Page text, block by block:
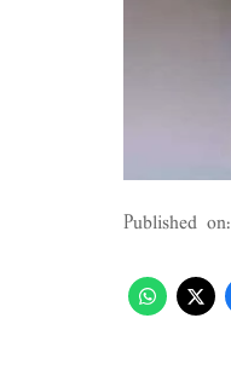
Published on: